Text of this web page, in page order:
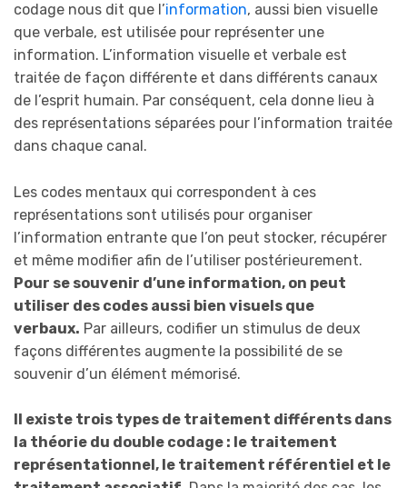
codage nous dit que l’information, aussi bien visuelle
que verbale, est utilisée pour représenter une
information. L’information visuelle et verbale est
traitée de façon différente et dans différents canaux
de l’esprit humain. Par conséquent, cela donne lieu à
des représentations séparées pour l’information traitée
dans chaque canal.
Les codes mentaux qui correspondent à ces
représentations sont utilisés pour organiser
l’information entrante que l’on peut stocker, récupérer
et même modifier afin de l’utiliser postérieurement.
Pour se souvenir d’une information, on peut
utiliser des codes aussi bien visuels que
verbaux. Par ailleurs, codifier un stimulus de deux
façons différentes augmente la possibilité de se
souvenir d’un élément mémorisé.
Il existe trois types de traitement différents dans
la théorie du double codage : le traitement
représentationnel, le traitement référentiel et le